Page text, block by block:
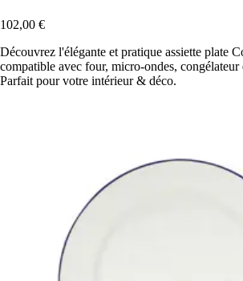
102,00 €
Découvrez l'élégante et pratique assiette plate
compatible avec four, micro-ondes, congélateur
Parfait pour votre intérieur & déco.